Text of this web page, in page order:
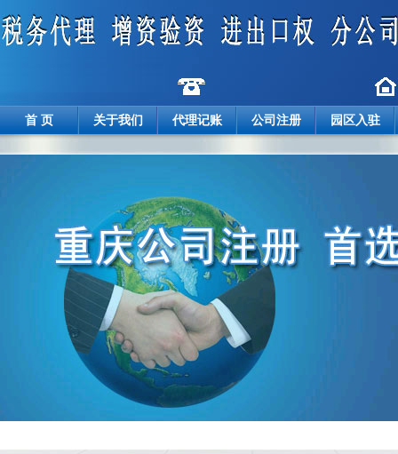
首 页 关于我们 代理记账 公司注册 园区入驻